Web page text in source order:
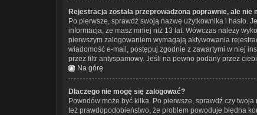
Rejestracja została przeprowadzona poprawnie, ale nie
Po pierwsze, sprawdź swoją nazwę użytkownika i hasło.
informacja, że masz mniej niż 13 lat. Wówczas należy
pierwszym zalogowaniem wymagają aktywowania
wiadomość e-mail, postępuj zgodnie z zawartymi w niej
przez filtr antyspamowy. Jeśli na pewno podany przez
Na górę
Dlaczego nie mogę się zalogować?
Powodów może być kilka. Po pierwsze, sprawdź czy
też prawdopodobieństwo, że problem powoduje błędna